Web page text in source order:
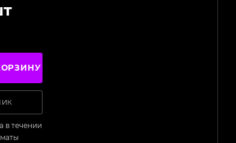
в течении